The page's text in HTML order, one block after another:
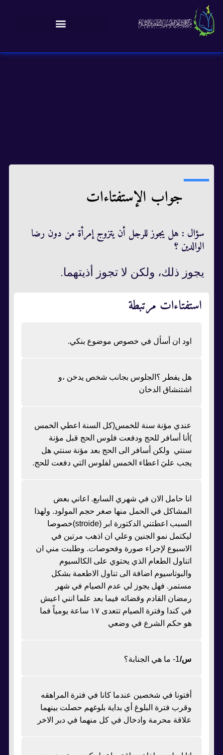
جواب الإستفتاءات
سؤال : هل يجوز للرجل أن يتزوج إمرأة من دون رضا
الوالدين ؟
يجوز ذلك، ولكن لا تجوز أذيتهما.
استفتاءات مرتبطة
اود ان أسأل في خصوص موضوع بنكي.
هل يفطر ؟الجلوس بجانب شخص يدخن ،و
اشتنشاق الدخان
عندي مؤنة سنة للخمس(كل السنة اعطي الخمس
)أنا أسافر للحج ودفعت فلوس الحج قبل مؤنة
سنتي ولكن أسافر الى الحج بعد مؤنة سنتي هل
يجب عليَ اعطاء الخمس لفلوس التي دفعت للحج.
انا حامل الان في شهري السابع. اعاني بعض
المشاكل في الحمل منها صغر حجم المولود. ولهذا
السبب اعطتني الدكتورة ابر (stroide)خصوصا
ليكتمل نمو الجنين وعلي ان اذهب مرتين في
الاسبوع لإجراء صورة وفحوصات. وطلبت مني ان
اتناول الطعام الذي يحتوي على الكالسيوم
والبوتاسيوم اضافة الى تناول الاطعمة بشكل
مستمر. فهل يجوز لي عدم الصيام في شهر
رمضان القادم وقضائه فيما بعد علما انني اعيش
في كندا وفترة الصيام تتعدى ١٧ ساعة يومياً فما
هو حكم الشرع في وضعي
س/1- ما هي الجنابة؟
أفتونا في شخصين عندما كانا في فترة المراهقه
وقرب فترة البلوغ أي بداية بلوغهم حصلت بينهما
علاقة محرمة وادخال في كل منهما في دبر الاخر